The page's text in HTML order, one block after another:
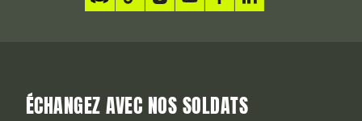
ÉCHANGEZ AVEC NOS SOLDATS